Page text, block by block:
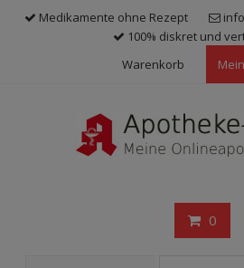
Medikamente ohne Rezept
100% diskret und
Warenkorb
0